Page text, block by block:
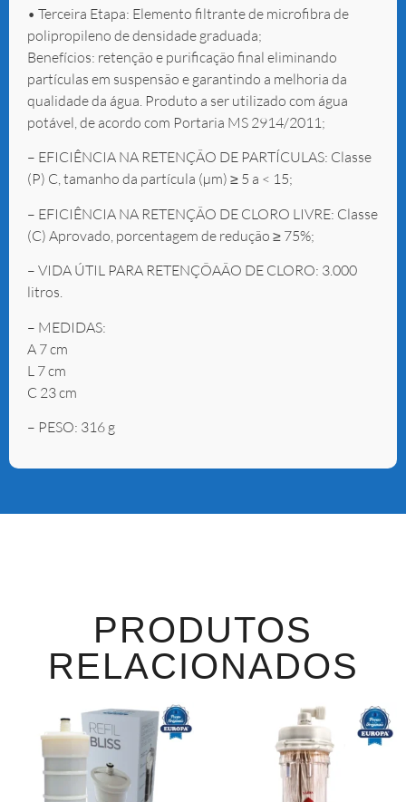
• Terceira Etapa: Elemento filtrante de microfibra de
polipropileno de densidade graduada;
Benefícios: retenção e purificação final eliminando
partículas em suspensão e garantindo a melhoria da
qualidade da água. Produto a ser utilizado com água
potável, de acordo com Portaria MS 2914/2011;
– EFICIÊNCIA NA RETENÇÃO DE PARTÍCULAS: Classe
(P) C, tamanho da partícula (µm) ≥ 5 a < 15;
– EFICIÊNCIA NA RETENÇÃO DE CLORO LIVRE: Classe
(C) Aprovado, porcentagem de redução ≥ 75%;
– VIDA ÚTIL PARA RETENÇÕAÃO DE CLORO: 3.000
litros.
– MEDIDAS:
A 7 cm
L 7 cm
C 23 cm
– PESO: 316 g
PRODUTOS
RELACIONADOS